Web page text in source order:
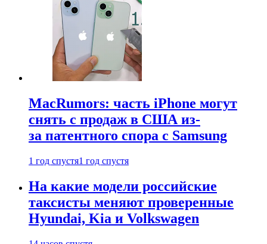
MacRumors: часть iPhone могут
снять с продаж в США из-
за патентного спора с Samsung
1 год спустя1 год спустя
На какие модели российские
таксисты меняют проверенные
Hyundai, Kia и Volkswagen